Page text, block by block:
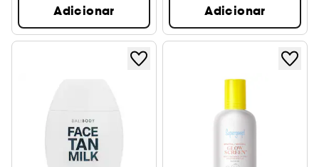
Adicionar Adicionar